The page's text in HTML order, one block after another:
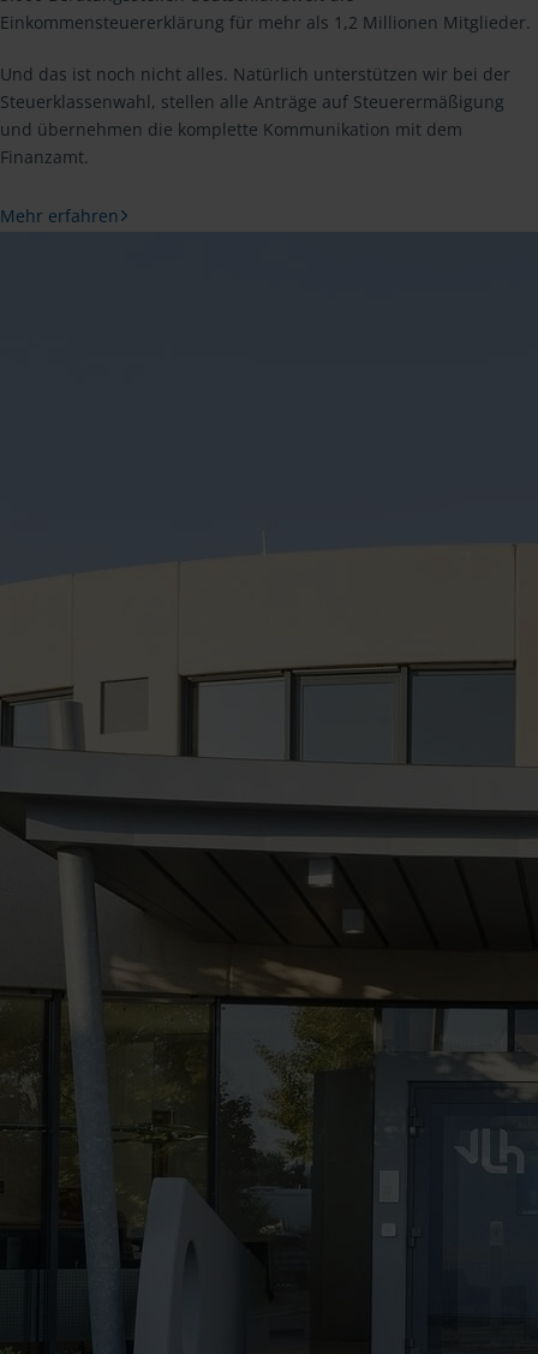
Einkommensteuererklärung für mehr als 1,2 Millionen Mitglieder.
Und das ist noch nicht alles. Natürlich unterstützen wir bei der
Steuerklassenwahl, stellen alle Anträge auf Steuerermäßigung
und übernehmen die komplette Kommunikation mit dem
Finanzamt.
Mehr erfahren